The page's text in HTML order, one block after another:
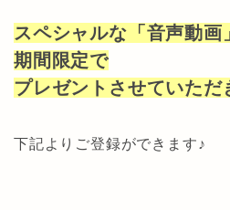
スペシャルな「音声動画
期間限定で
プレゼントさせていた
下記よりご登録ができます♪